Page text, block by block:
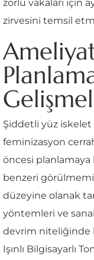
zorlu vakaları için
zirvesini temsil
Şiddetli yüz
feminizasyon
öncesi planlamaya
benzeri
düzeyine olanak
yöntemleri ve
devrim niteliğinde
Işınlı Bilgisayarlı